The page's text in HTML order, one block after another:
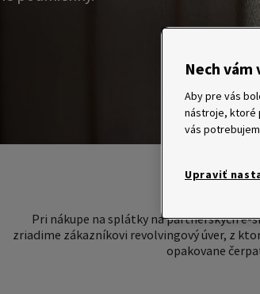
Pri nákupe na splátky na partnerských
zriadime zákazníkovi revolvingový úver, z
opakovane
Nech
Aby pre vás
nástroje, ktoré
vás
Upraviť